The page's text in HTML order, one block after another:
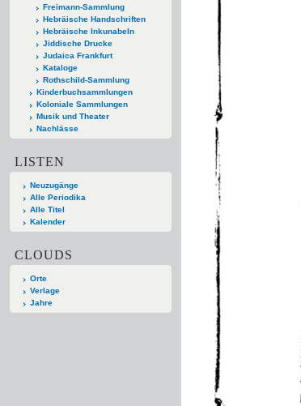
Freimann-Sammlung
Hebräische Handschriften
Hebräische Inkunabeln
Jiddische Drucke
Judaica Frankfurt
Kataloge
Rothschild-Sammlung
Kinderbuchsammlungen
Koloniale Sammlungen
Musik und Theater
Nachlässe
LISTEN
Neuzugänge
Alle Periodika
Alle Titel
Kalender
CLOUDS
Orte
Verlage
Jahre